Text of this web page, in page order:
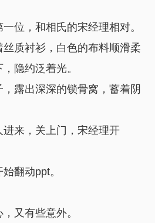
位，和相氏的宋经理相对。
质衬衫，白色的布料顺滑柔
隐约泛着光。
露出深深的锁骨窝，蓄着阴
来，关上门，宋经理开
翻动ppt。
又有些意外。